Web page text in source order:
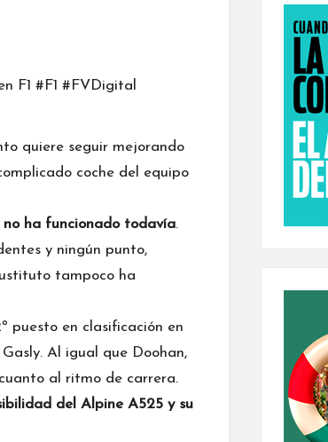
quiere seguir mejorando
coche del equipo
ha funcionado todavía.
y ningún punto,
tampoco ha
puesto en clasificación en
Gasly. Al igual que Doohan,
al ritmo de carrera.
del Alpine A525 y su